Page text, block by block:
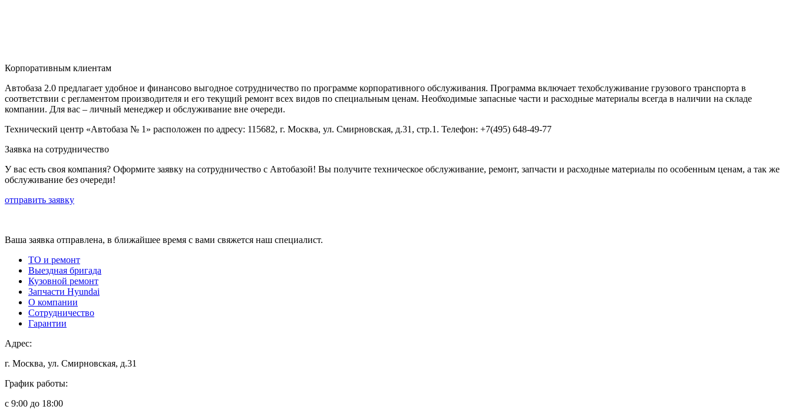
Корпоративным клиентам
Автобаза 2.0 предлагает удобное и финансово выгодное сотрудничество по программе корпоративного обслуживания. Программа включает техобслуживание грузового транспорта в
соответствии с регламентом производителя и его текущий ремонт всех видов по специальным ценам. Необходимые запасные части и расходные материалы всегда в наличии на складе
компании. Для вас – личный менеджер и обслуживание вне очереди.
Технический центр «Автобаза № 1» расположен по адресу: 115682, г. Москва, ул. Смирновская, д.31, стр.1. Телефон: +7(495) 648-49-77
Заявка на сотрудничество
У вас есть своя компания? Оформите заявку на сотрудничество с Автобазой! Вы получите техническое обслуживание, ремонт, запчасти и расходные материалы по особенным ценам, а так же
обслуживание без очереди!
отправить заявку
Ваша заявка отправлена, в ближайшее время с вами свяжется наш специалист.
ТО и ремонт
Выездная бригада
Кузовной ремонт
Запчасти Hyundai
О компании
Сотрудничество
Гарантии
Адрес:
г. Москва, ул. Смирновская, д.31
График работы:
с 9:00 до 18:00